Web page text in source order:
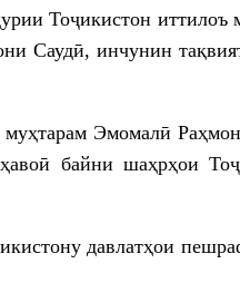
Тоҷикистон иттилоъ
Саудӣ, инчунин
Эмомалӣ
байни шаҳрҳои
давлатҳои